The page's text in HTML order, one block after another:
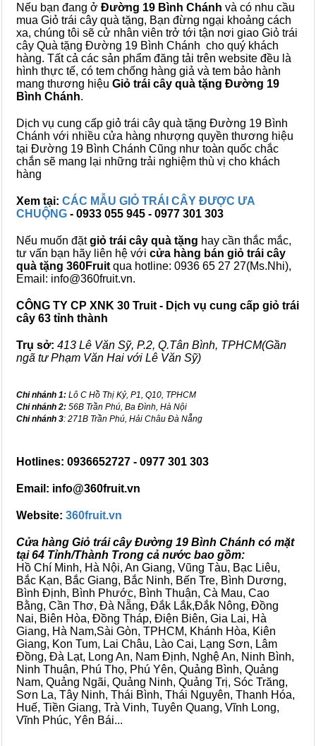
Nếu bạn đang ở Đường 19 Bình Chánh và có nhu cầu
mua Giỏ trái cây quà tặng, Bạn đừng ngại khoảng cách
xa, chúng tôi sẽ cử nhân viên trở tới tận nơi giao Giỏ trái
cây Quà tặng Đường 19 Bình Chánh cho quý khách
hàng. Tất cả các sản phẩm đăng tải trên website đều là
hình thực tế, có tem chống hàng giả và tem bảo hành
mang thương hiệu Giỏ trái cây quà tặng Đường 19
Bình Chánh.
Dịch vụ cung cấp giỏ trái cây quà tặng Đường 19 Bình
Chánh với nhiều cửa hàng nhượng quyền thương hiệu
tại Đường 19 Bình Chánh Cũng như toàn quốc chắc
chắn sẽ mang lại những trải nghiệm thù vị cho khách
hàng
Xem tại: CÁC MẪU GIỎ TRÁI CÂY ĐƯỢC ƯA
CHUỘNG - 0933 055 945 - 0977 301 303
Nếu muốn đặtgiỏ trái cây quà tặng hay cần thắc mắc,
tư vấn bạn hãy liên hệ với cửa hàng bán giỏ trái cây
quà tặng 360Fruit qua hotline: 0936 65 27 27(Ms.Nhi),
Email: info@360fruit.vn.
CÔNG TY CP XNK 30 Truit - Dịch vụ cung cấp giỏ trái
cây 63 tỉnh thành
Trụ sở: 413 Lê Văn Sỹ, P.2, Q.Tân Bình, TPHCM(Gần
ngã tư Phạm Văn Hai với Lê Văn Sỹ)
Chi nhánh 1: Lô C Hồ Thị Kỷ, P1, Q10, TPHCM
Chi nhánh 2: 56B Trần Phú, Ba Đình, Hà Nội
Chi nhánh 3: 271B Trần Phú, Hải Châu Đà Nẵng
Hotlines: 0936652727 - 0977 301 303
Email: info@360fruit.vn
Website: 360fruit.vn
Cửa hàng Giỏ trái cây Đường 19 Bình Chánh có mặt
tại 64 Tỉnh/Thành Trong cả nước bao gồm:
Hồ Chí Minh, Hà Nội, An Giang, Vũng Tàu, Bạc Liêu,
Bắc Kạn, Bắc Giang, Bắc Ninh, Bến Tre, Bình Dương,
Bình Định, Bình Phước, Bình Thuận, Cà Mau, Cao
Bằng, Cần Thơ, Đà Nẵng, Đắk Lắk,Đắk Nông, Đồng
Nai, Biên Hòa, Đồng Tháp, Điện Biên, Gia Lai, Hà
Giang, Hà Nam,Sài Gòn, TPHCM, Khánh Hòa, Kiên
Giang, Kon Tum, Lai Châu, Lào Cai, Lạng Sơn, Lâm
Đồng, Đà Lạt, Long An, Nam Định, Nghệ An, Ninh Bình,
Ninh Thuận, Phú Thọ, Phú Yên, Quảng Bình, Quảng
Nam, Quảng Ngãi, Quảng Ninh, Quảng Trị, Sóc Trăng,
Sơn La, Tây Ninh, Thái Bình, Thái Nguyên, Thanh Hóa,
Huế, Tiền Giang, Trà Vinh, Tuyên Quang, Vĩnh Long,
Vĩnh Phúc, Yên Bái...